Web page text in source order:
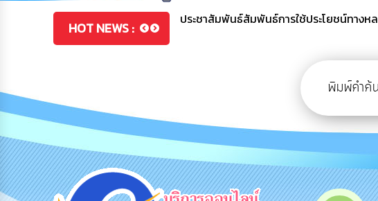
HOT NEWS : โครงการอบรมให้ความรู้สิทธิประโยชน์ สวัสดิก
โครงการพัฒนาศักยภาพส่งเสริมอาชีพให้กับค
ประชาสัมพันธ์สัมพันธ์การใช้ประโยชน์ทางห